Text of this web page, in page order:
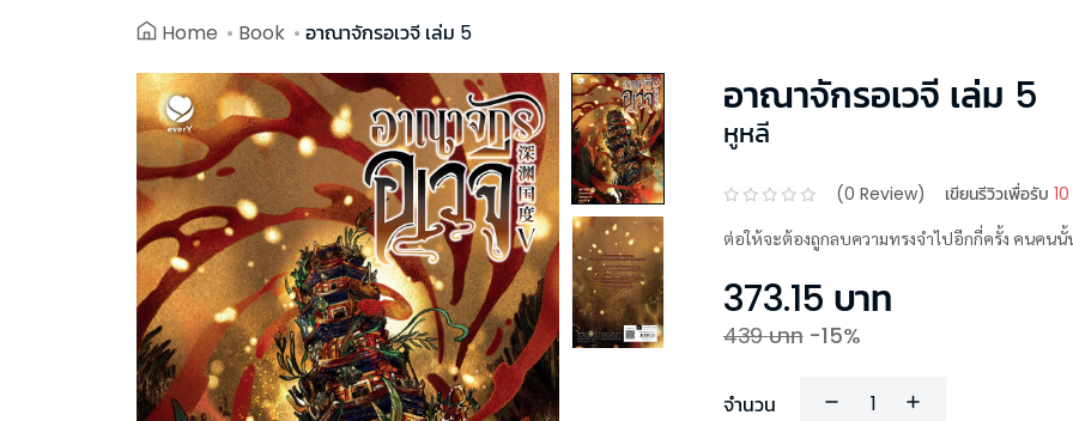
Home Book อาณาจักรอเวจี เล่ม 5
อาณาจักรอเวจี เล่ม 5
หูหลี
(0 Review) เขียนรีวิวเพื่อรับ
ต่อให้จะต้องถูกลบความทรงจำไปอีกกี่ครั้ง คนคน
373.15 บาท
439บาท -15%
จำนวน